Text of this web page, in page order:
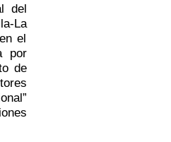
del
La
el
por
de